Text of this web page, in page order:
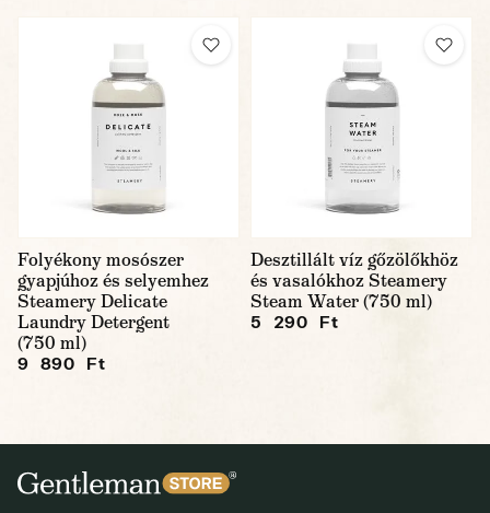
Folyékony mosószer
gyapjúhoz és selyemhez
Steamery Delicate
Laundry Detergent
(750 ml)
9 890 Ft
Desztillált víz gőzölőkhöz
és vasalókhoz Steamery
Steam Water (750 ml)
5 290 Ft